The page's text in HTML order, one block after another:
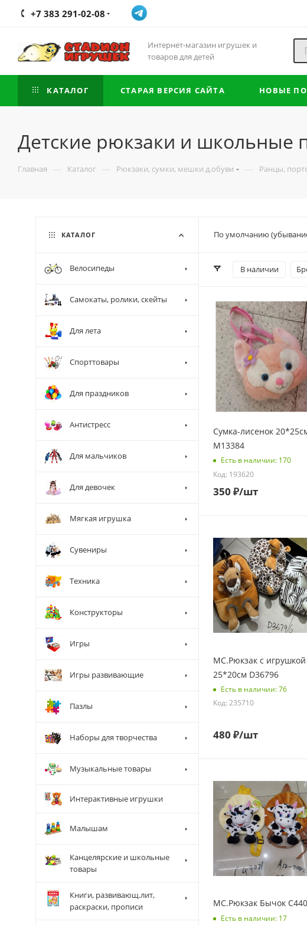
+7 383 291-02-08
Интернет-магазин игрушек и
товаров для детей
КАТАЛОГ СТАРАЯ ВЕРСИЯ САЙТА НОВЫЕ
Детские рюкзаки и школьные
Главная — Каталог — Рюкзаки, сумки, мешки д.обуви — Ранцы,
По умолчанию
В наличии
Сумка-лисенок
M13384
Есть в наличии: 170
Код: 193620
350 ₽/шт
МС.Рюкзак с игрушкой
25*20см D36796
Есть в наличии: 76
Код: 235710
480 ₽/шт
МС.Рюкзак Бычок
Есть в наличии: 17
КАТАЛОГ
Велосипеды
Самокаты, ролики, скейты
Для лета
Спорттовары
Для праздников
Антистресс
Для мальчиков
Для девочек
Мягкая игрушка
Сувениры
Техника
Конструкторы
Игры
Игры развивающие
Пазлы
Наборы для творчества
Музыкальные товары
Интерактивные игрушки
Малышам
Канцелярские и школьные
товары
Книги, развивающ.лит,
раскраски, прописи